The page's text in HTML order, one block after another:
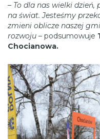
– To dla nas wielki
na świat. Jesteśmy
zmieni oblicze naszej
rozwoju – podsumowuje
Chocianowa.